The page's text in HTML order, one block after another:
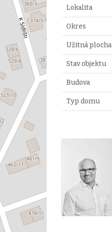
Lokalita
Okres
Užitná plocha
Stav objektu
Budova
Typ domu